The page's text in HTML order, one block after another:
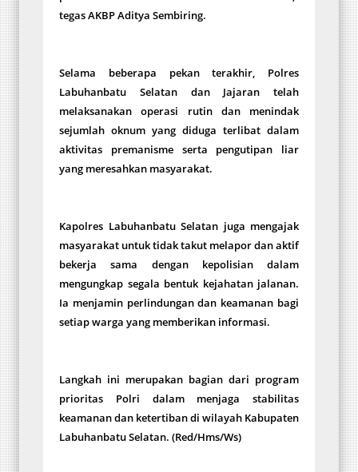
tegas AKBP Aditya Sembiring.
Selama beberapa pekan terakhir, Polres
Labuhanbatu Selatan dan Jajaran telah
melaksanakan operasi rutin dan menindak
sejumlah oknum yang diduga terlibat dalam
aktivitas premanisme serta pengutipan liar
yang meresahkan masyarakat.
Kapolres Labuhanbatu Selatan juga mengajak
masyarakat untuk tidak takut melapor dan aktif
bekerja sama dengan kepolisian dalam
mengungkap segala bentuk kejahatan jalanan.
Ia menjamin perlindungan dan keamanan bagi
setiap warga yang memberikan informasi.
Langkah ini merupakan bagian dari program
prioritas Polri dalam menjaga stabilitas
keamanan dan ketertiban di wilayah Kabupaten
Labuhanbatu Selatan. (Red/Hms/Ws)